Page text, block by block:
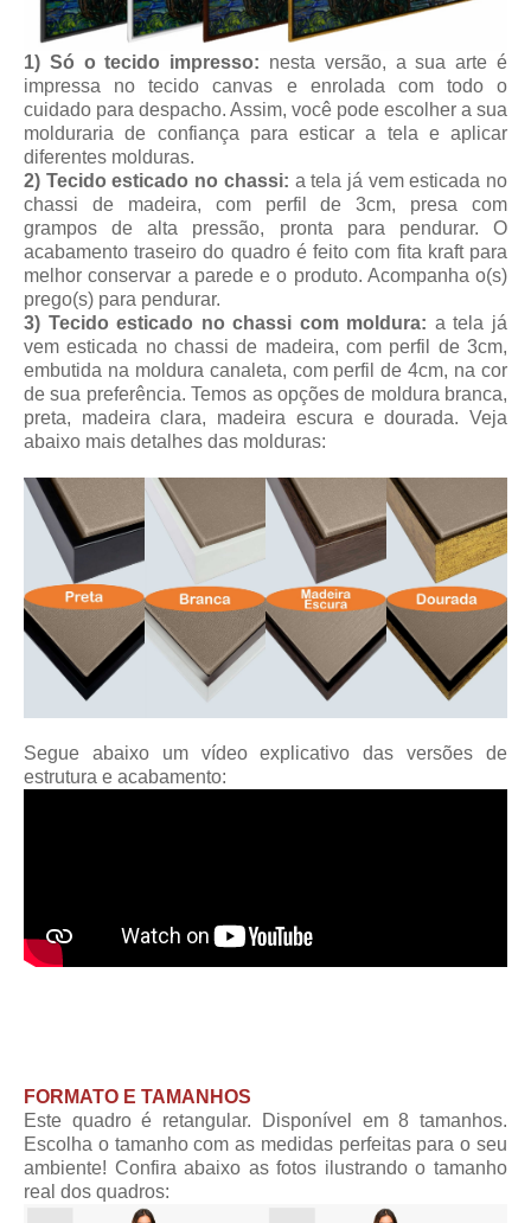
1) Só o tecido impresso: nesta versão, a sua arte é
impressa no tecido canvas e enrolada com todo o
cuidado para despacho. Assim, você pode escolher a sua
molduraria de confiança para esticar a tela e aplicar
diferentes molduras.
2) Tecido esticado no chassi: a tela já vem esticada no
chassi de madeira, com perfil de 3cm, presa com
grampos de alta pressão, pronta para pendurar. O
acabamento traseiro do quadro é feito com fita kraft para
melhor conservar a parede e o produto. Acompanha o(s)
prego(s) para pendurar.
3) Tecido esticado no chassi com moldura: a tela já
vem esticada no chassi de madeira, com perfil de 3cm,
embutida na moldura canaleta, com perfil de 4cm, na cor
de sua preferência. Temos as opções de moldura branca,
preta, madeira clara, madeira escura e dourada. Veja
abaixo mais detalhes das molduras:
Segue abaixo um vídeo explicativo das versões de
estrutura e acabamento:
FORMATO E TAMANHOS
Este quadro é retangular. Disponível em 8 tamanhos.
Escolha o tamanho com as medidas perfeitas para o seu
ambiente! Confira abaixo as fotos ilustrando o tamanho
real dos quadros: